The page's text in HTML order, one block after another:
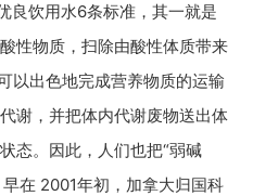
良饮用水6条标准，其一就是
性物质，扫除由酸性体质带来
以出色地完成营养物质的运输
谢，并把体内代谢废物送出体
态。因此，人们也把“弱碱
在 2001年初，加拿大归国科